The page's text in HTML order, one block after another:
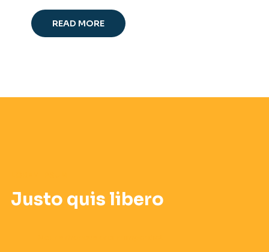
READ MORE
Justo quis libero